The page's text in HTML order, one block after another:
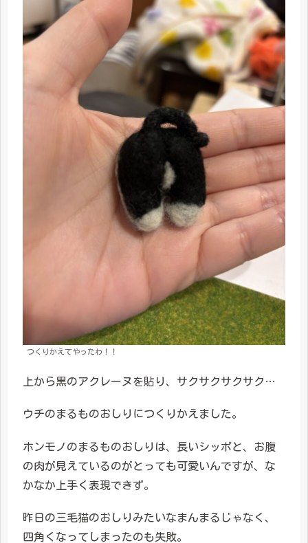
つくりかえてやったわ！！
上から黒のアクレーヌを貼り、サクサクサクサク…
ウチのまるものおしりにつくりかえました。
ホンモノのまるものおしりは、長いシッポと、お腹
の肉が見えているのがとっても可愛いんですが、な
かなか上手く表現できず。
昨日の三毛猫のおしりみたいなまんまるじゃなく、
四角くなってしまったのも失敗。